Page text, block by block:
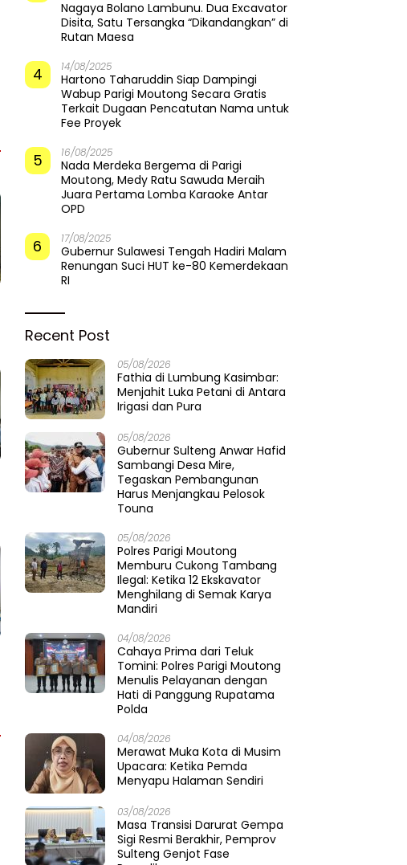
Nagaya Bolano Lambunu. Dua Excavator
Disita, Satu Tersangka “Dikandangkan” di
Rutan Maesa
4 14/08/2025
Hartono Taharuddin Siap Dampingi
Wabup Parigi Moutong Secara Gratis
Terkait Dugaan Pencatutan Nama untuk
Fee Proyek
5 16/08/2025
Nada Merdeka Bergema di Parigi
Moutong, Medy Ratu Sawuda Meraih
Juara Pertama Lomba Karaoke Antar
OPD
6 17/08/2025
Gubernur Sulawesi Tengah Hadiri Malam
Renungan Suci HUT ke-80 Kemerdekaan
RI
Recent Post
05/08/2026
Fathia di Lumbung Kasimbar:
Menjahit Luka Petani di Antara
Irigasi dan Pura
05/08/2026
Gubernur Sulteng Anwar Hafid
Sambangi Desa Mire,
Tegaskan Pembangunan
Harus Menjangkau Pelosok
Touna
05/08/2026
Polres Parigi Moutong
Memburu Cukong Tambang
Ilegal: Ketika 12 Ekskavator
Menghilang di Semak Karya
Mandiri
04/08/2026
Cahaya Prima dari Teluk
Tomini: Polres Parigi Moutong
Menulis Pelayanan dengan
Hati di Panggung Rupatama
Polda
04/08/2026
Merawat Muka Kota di Musim
Upacara: Ketika Pemda
Menyapu Halaman Sendiri
03/08/2026
Masa Transisi Darurat Gempa
Sigi Resmi Berakhir, Pemprov
Sulteng Genjot Fase